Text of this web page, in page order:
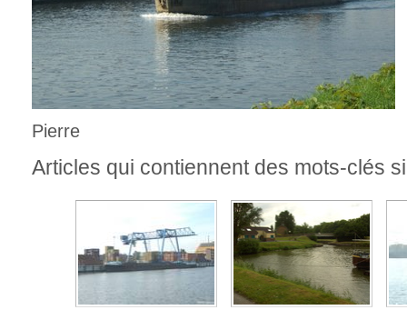
Pierre
Articles qui contiennent des mots-clés